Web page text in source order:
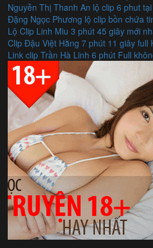
Nguyễn Thị Thanh An lộ clip 6 phut
Đặng Ngọc Phương lộ clip bồn chứa
Lộ Clip Linh Miu 3 phút 45 giây mới
Clip Đậu Việt Hằng 7 phút 11 giây full
Link clip Trần Hà Linh 6 phút Full